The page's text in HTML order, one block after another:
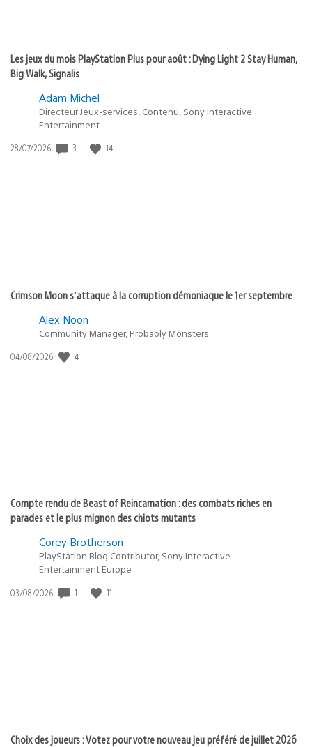
Les jeux du mois PlayStation Plus pour août : Dying Light 2 Stay Human,
Big Walk, Signalis
Adam Michel
Directeur Jeux-services, Contenu, Sony Interactive
Entertainment
Date
28/07/2026 3 14
Crimson Moon s’attaque à la corruption démoniaque le 1er septembre
Alex Noon
Community Manager, Probably Monsters
Date
04/08/2026 4
Compte rendu de Beast of Reincarnation : des combats riches en
parades et le plus mignon des chiots mutants
Corey Brotherson
PlayStation Blog Contributor, Sony Interactive
Entertainment Europe
Date
03/08/2026 1 11
Choix des joueurs : Votez pour votre nouveau jeu préféré de juillet 2026